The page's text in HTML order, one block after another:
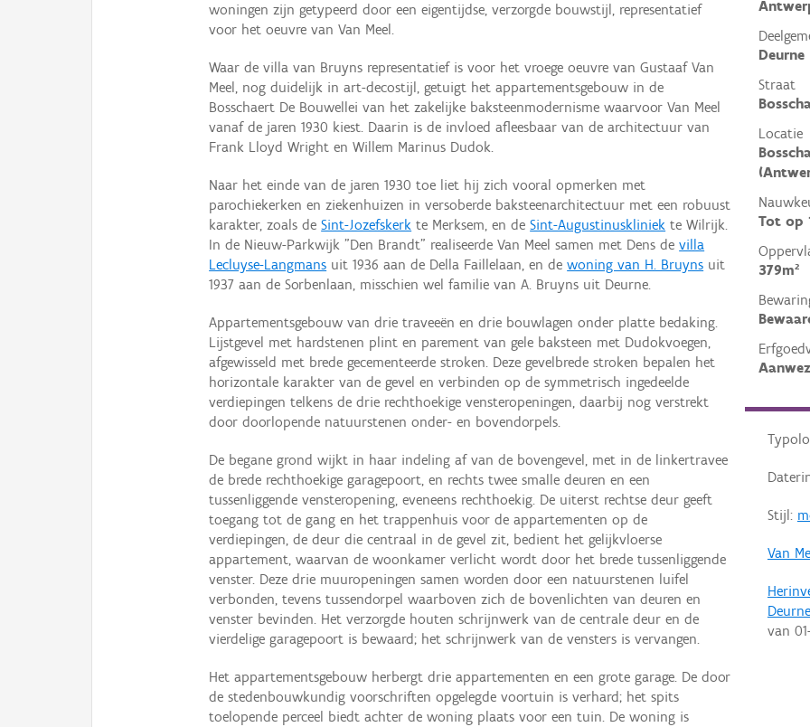
Deurne
Straat
Locatie
Tot op
379m²
Stijl:
Van
van
woningen zijn getypeerd door een eigentijdse, verzorgde bouwstijl, representatief
voor het oeuvre van Van Meel.
Waar de villa van Bruyns representatief is voor het vroege oeuvre van Gustaaf Van
Meel, nog duidelijk in art-decostijl, getuigt het appartementsgebouw in de
Bosschaert De Bouwellei van het zakelijke baksteenmodernisme waarvoor Van Meel
vanaf de jaren 1930 kiest. Daarin is de invloed afleesbaar van de architectuur van
Frank Lloyd Wright en Willem Marinus Dudok.
Naar het einde van de jaren 1930 toe liet hij zich vooral opmerken met
parochiekerken en ziekenhuizen in versoberde baksteenarchitectuur met een robuust
karakter, zoals deSint-Jozefskerk te Merksem, en deSint-Augustinuskliniek te Wilrijk.
In de Nieuw-Parkwijk "Den Brandt" realiseerde Van Meel samen met Dens devilla
Lecluyse-Langmans uit 1936 aan de Della Faillelaan, en dewoning van H. Bruyns uit
1937 aan de Sorbenlaan, misschien wel familie van A. Bruyns uit Deurne.
Appartementsgebouw van drie traveeën en drie bouwlagen onder platte bedaking.
Lijstgevel met hardstenen plint en parement van gele baksteen met Dudokvoegen,
afgewisseld met brede gecementeerde stroken. Deze gevelbrede stroken bepalen het
horizontale karakter van de gevel en verbinden op de symmetrisch ingedeelde
verdiepingen telkens de drie rechthoekige vensteropeningen, daarbij nog verstrekt
door doorlopende natuurstenen onder- en bovendorpels.
De begane grond wijkt in haar indeling af van de bovengevel, met in de linkertravee
de brede rechthoekige garagepoort, en rechts twee smalle deuren en een
tussenliggende vensteropening, eveneens rechthoekig. De uiterst rechtse deur geeft
toegang tot de gang en het trappenhuis voor de appartementen op de
verdiepingen, de deur die centraal in de gevel zit, bedient het gelijkvloerse
appartement, waarvan de woonkamer verlicht wordt door het brede tussenliggende
venster. Deze drie muuropeningen samen worden door een natuurstenen luifel
verbonden, tevens tussendorpel waarboven zich de bovenlichten van deuren en
venster bevinden. Het verzorgde houten schrijnwerk van de centrale deur en de
vierdelige garagepoort is bewaard; het schrijnwerk van de vensters is vervangen.
Het appartementsgebouw herbergt drie appartementen en een grote garage. De door
de stedenbouwkundig voorschriften opgelegde voortuin is verhard; het spits
toelopende perceel biedt achter de woning plaats voor een tuin. De woning is